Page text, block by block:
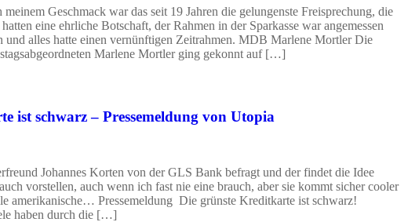
Geschmack war das seit 19 Jahren die gelungenste Freisprechung, die
eine ehrliche Botschaft, der Rahmen in der Sparkasse war angemessen
und alles hatte einen vernünftigen Zeitrahmen. MDB Marlene Mortler Die
Marlene Mortler ging gekonnt auf […]
ist schwarz – Pressemeldung von Utopia
Johannes Korten von der GLS Bank befragt und der findet die Idee
vorstellen, auch wenn ich fast nie eine brauch, aber sie kommt sicher cooler
amerikanische… Pressemeldung Die grünste Kreditkarte ist schwarz!
haben durch die […]